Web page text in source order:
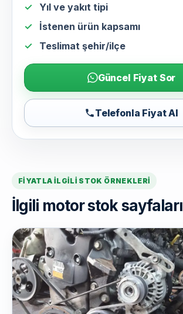
Yıl ve yakıt tipi
İstenen ürün kapsamı
Teslimat şehir/ilçe
Güncel Fiyat Sor
Telefonla Fiyat Al
FIYATLA ILGILI STOK ÖRNEKLERI
İlgili motor stok sayfaları